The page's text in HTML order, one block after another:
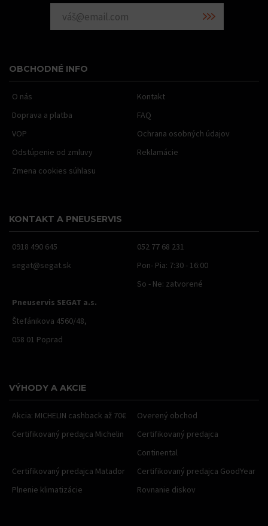
OBCHODNÉ INFO
O nás
Kontakt
Doprava a platba
FAQ
VOP
Ochrana osobných údajov
Odstúpenie od zmluvy
Reklamácie
Zmena cookies súhlasu
KONTAKT A PNEUSERVIS
0918 490 645
052 77 68 231
segat@segat.sk
Pon- Pia: 7:30 - 16:00
So - Ne: zatvorené
Pneuservis SEGAT a.s.
Štefánikova 4560/48,
058 01 Poprad
VÝHODY A AKCIE
Akcia: MICHELIN cashback až 70€
Overený obchod
Certifikovaný predajca Michelin
Certifikovaný predajca
Continental
Certifikovaný predajca Matador
Certifikovaný predajca GoodYear
Plnenie klimatizácie
Rovnanie diskov